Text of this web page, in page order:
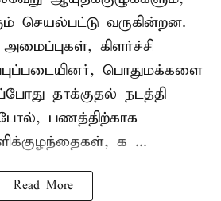
செயல்பட்டு வருகின்றன.
கிளர்ச்சி
பொதுமக்களை
தாக்குதல் நடத்தி
பணத்திற்காக
க ...
Read More